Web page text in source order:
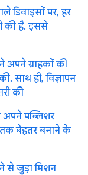
डिवाइसों पर, हर
की है. इससे
ग्राहकों की
साथ ही, विज्ञापन
की
अपने पब्लिशर
तक बेहतर बनाने के
से जुड़ा मिशन